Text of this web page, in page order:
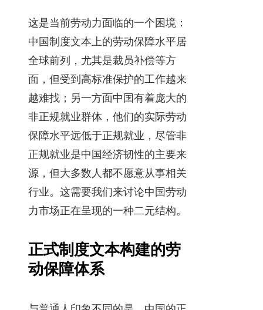
这是当前劳动力面临的一个困境：
中国制度文本上的劳动保障水平居
全球前列，尤其是裁员补偿等方
面，但受到高标准保护的工作越来
越难找；另一方面中国有着庞大的
非正规就业群体，他们的实际劳动
保障水平远低于正规就业，尽管非
正规就业是中国经济韧性的主要来
源，但大多数人都不愿意从事相关
行业。这需要我们来讨论中国劳动
力市场正在呈现的一种二元结构。
正式制度文本构建的劳
动保障体系